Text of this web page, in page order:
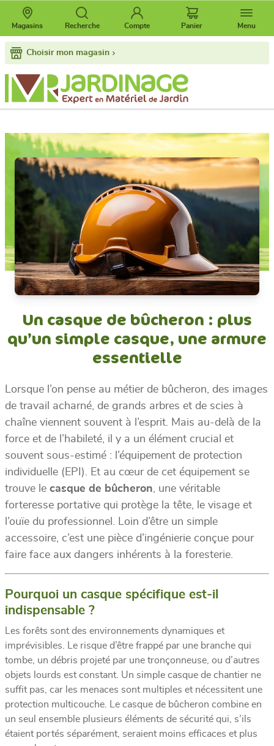
Choisir mon magasin
Magasins Recherche Compte Panier Menu
Un casque de bûcheron : plus
qu’un simple casque, une armure
essentielle
Lorsque l’on pense au métier de bûcheron, des images
de travail acharné, de grands arbres et de scies à
chaîne viennent souvent à l’esprit. Mais au-delà de la
force et de l’habileté, il y a un élément crucial et
souvent sous-estimé : l’équipement de protection
individuelle (EPI). Et au cœur de cet équipement se
trouve le casque de bûcheron , une véritable
forteresse portative qui protège la tête, le visage et
l’ouïe du professionnel. Loin d’être un simple
accessoire, c’est une pièce d’ingénierie conçue pour
faire face aux dangers inhérents à la foresterie.
Pourquoi un casque spécifique est-il
indispensable ?
Les forêts sont des environnements dynamiques et
imprévisibles. Le risque d’être frappé par une branche qui
tombe, un débris projeté par une tronçonneuse, ou d’autres
objets lourds est constant. Un simple casque de chantier ne
suffit pas, car les menaces sont multiples et nécessitent une
protection multicouche. Le casque de bûcheron combine en
un seul ensemble plusieurs éléments de sécurité qui, s’ils
étaient portés séparément, seraient moins efficaces et plus